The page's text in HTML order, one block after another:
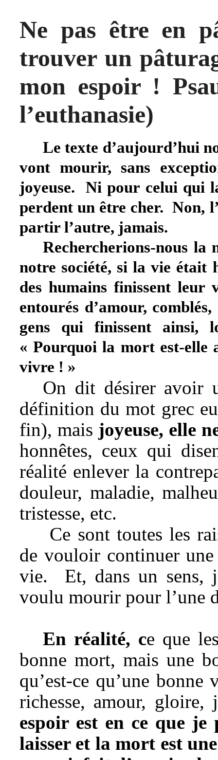
Ne pas être en
trouver un
mon espoir !
l’euthanasie)
Le texte d’aujourd’hui
vont mourir, sans
joyeuse. Ni pour celui qui
perdent un être cher. Non,
partir l’autre, jamais.
Rechercherions-nous la
notre société, si la vie était
des humains finissent leur
entourés d’amour,
gens qui finissent ainsi,
« Pourquoi la mort est-
vivre ! »
On dit désirer avoir
définition du mot grec
fin), mais joyeuse, elle
honnêtes, ceux qui
réalité enlever la
douleur, maladie,
tristesse, etc.
Ce sont toutes les
de vouloir continuer
vie.
Et, dans un sens,
voulu mourir pour l’une
En réalité, ce que
bonne mort, mais une
qu’est-ce qu’une
richesse, amour,
espoir est en ce que je
laisser et la mort est